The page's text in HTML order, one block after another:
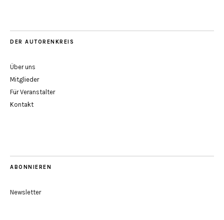
DER AUTORENKREIS
Über uns
Mitglieder
Für Veranstalter
Kontakt
ABONNIEREN
Newsletter